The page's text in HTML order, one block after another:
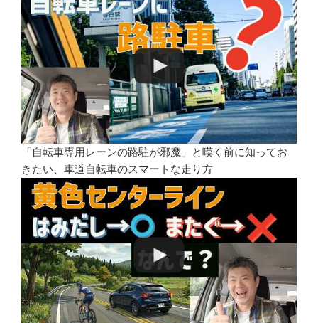
「自転車専用レーンの路駐が邪魔」と嘆く前に知ってお
きたい、車道自転車のスマートな走り方